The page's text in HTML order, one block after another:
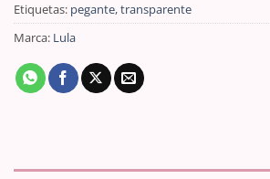
Etiquetas: pegante,transparente
Marca: Lula